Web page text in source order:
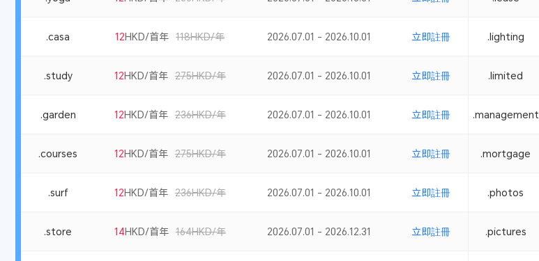
.casa 12HKD/首年 118HKD/年 2026.07.01 - 2026.10.01 立即註冊
.study 12HKD/首年 275HKD/年 2026.07.01 - 2026.10.01 立即註冊
.garden 12HKD/首年 236HKD/年 2026.07.01 - 2026.10.01 立即註冊
.courses 12HKD/首年 275HKD/年 2026.07.01 - 2026.10.01 立即註冊
.surf 12HKD/首年 236HKD/年 2026.07.01 - 2026.10.01 立即註冊
.store 14HKD/首年 164HKD/年 2026.07.01 - 2026.12.31 立即註冊
.lighting
.limited
.management
.mortgage
.photos
.pictures